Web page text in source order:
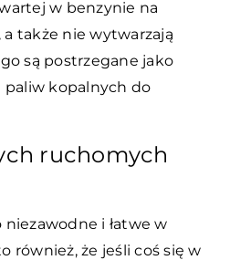
w benzynie na
także nie wytwarzają
są postrzegane jako
paliw kopalnych do
ruchomych
i łatwe w
również, że jeśli coś się w